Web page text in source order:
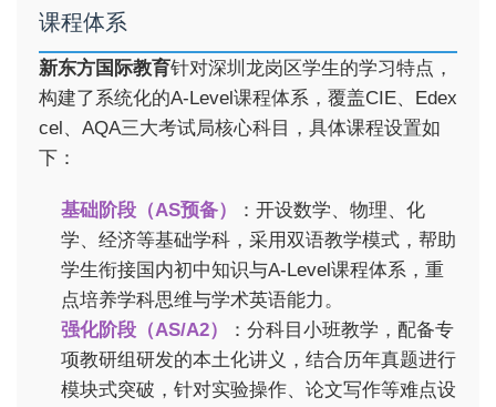
课程体系
新东方国际教育针对深圳龙岗区学生的学习特点，
构建了系统化的A-Level课程体系，覆盖CIE、Edex
cel、AQA三大考试局核心科目，具体课程设置如
下：
基础阶段（AS预备）
：开设数学、物理、化
学、经济等基础学科，采用双语教学模式，帮助
学生衔接国内初中知识与A-Level课程体系，重
点培养学科思维与学术英语能力。
强化阶段（AS/A2）
：分科目小班教学，配备专
项教研组研发的本土化讲义，结合历年真题进行
模块式突破，针对实验操作、论文写作等难点设